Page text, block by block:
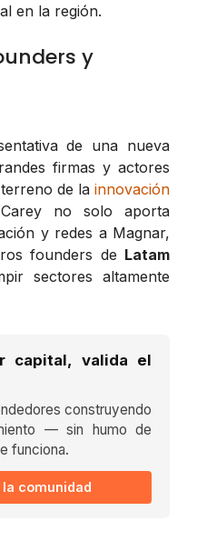
en la región.
y
de una nueva
firmas y actores
de la innovación
no solo aporta
y redes a Magnar,
founders de Latam
sectores altamente
capital, valida el
construyendo
— sin humo de
funciona.
comunidad